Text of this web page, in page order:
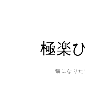
極楽
猫になりた